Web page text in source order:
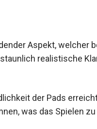
Aspekt, welcher
erstaunlich
der Pads
was das Spielen